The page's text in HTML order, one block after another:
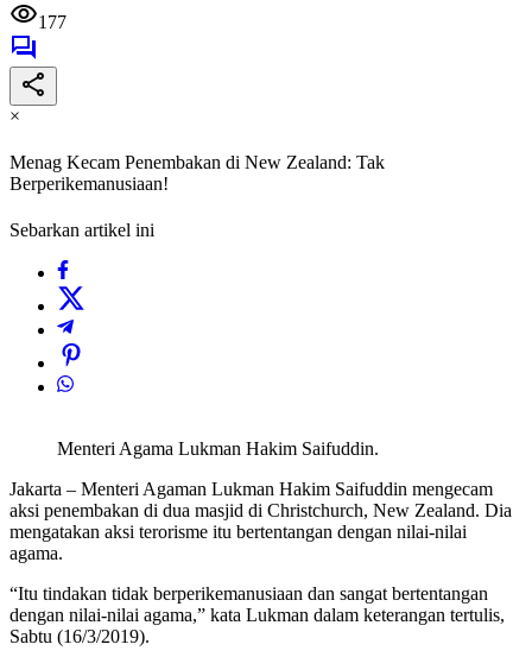
177
×
Menag Kecam Penembakan di New Zealand: Tak
Berperikemanusiaan!
Sebarkan artikel ini
Menteri Agama Lukman Hakim Saifuddin.
Jakarta – Menteri Agaman Lukman Hakim Saifuddin mengecam
aksi penembakan di dua masjid di Christchurch, New Zealand. Dia
mengatakan aksi terorisme itu bertentangan dengan nilai-nilai
agama.
“Itu tindakan tidak berperikemanusiaan dan sangat bertentangan
dengan nilai-nilai agama,” kata Lukman dalam keterangan tertulis,
Sabtu (16/3/2019).